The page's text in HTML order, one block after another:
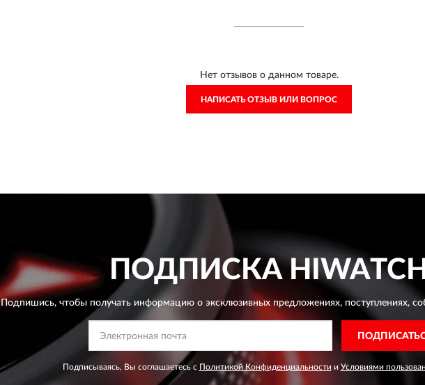
Нет отзывов о данном товаре.
НАПИСАТЬ ОТЗЫВ ИЛИ ВОПРОС
ПОДПИСКАHIWATCH
Подпишись, чтобы получать информацию о эксклюзивных предложениях,поступлениях,
Подписываясь, Вы соглашаетесь с Политикой Конфиденциальности и Условиями